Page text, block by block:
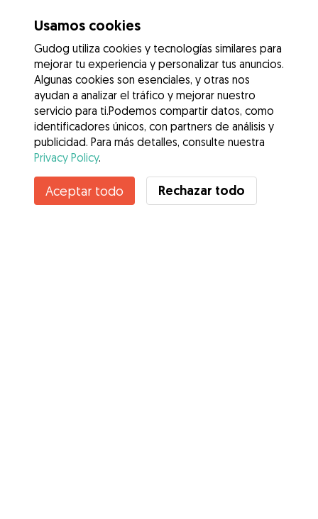
¿Conoces los Beneficios de Gudog? Ver más
Usamos cookies
Gudog utiliza cookies y tecnologías similares para
mejorar tu experiencia y personalizar tus anuncios.
Algunas cookies son esenciales, y otras nos
ayudan a analizar el tráfico y mejorar nuestro
servicio para ti.Podemos compartir datos, como
identificadores únicos, con partners de análisis y
publicidad. Para más detalles, consulte nuestra
Privacy Policy.
Aceptar todo Rechazar todo